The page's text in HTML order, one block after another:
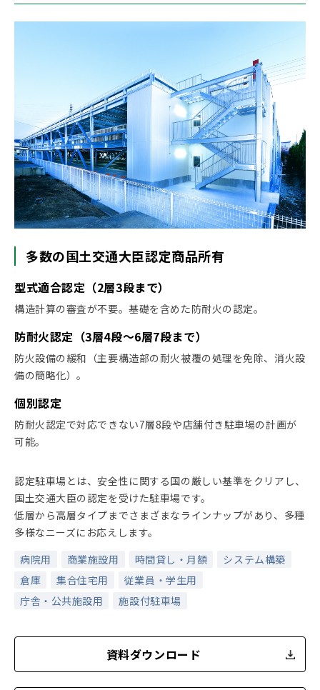
多数の国土交通大臣認定商品所有
型式適合認定（2層3段まで）
構造計算の審査が不要。基礎を含めた防耐火の認定。
防耐火認定（3層4段～6層7段まで）
防火設備の緩和（主要構造部の耐火被覆の処理を免除、消火設
備の簡略化）。
個別認定
防耐火認定で対応できない7層8段や店舗付き駐車場の計画が
可能。
認定駐車場とは、安全性に関する国の厳しい基準をクリアし、
国土交通大臣の認定を受けた駐車場です。
低層から高層タイプまでさまざまなラインナップがあり、多種
多様なニーズにお応えします。
病院用
商業施設用 時間貸し・月額
システム構築
倉庫
集合住宅用
従業員・学生用
庁舎・公共施設用
施設付駐車場
資料ダウンロード